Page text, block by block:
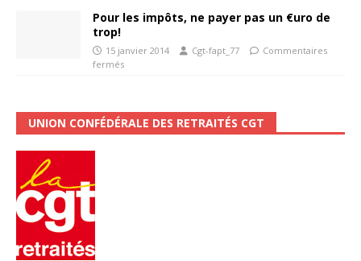
Pour les impôts, ne payer pas un €uro de
trop!
15 janvier 2014 Cgt-fapt_77
Commentaires
fermés
UNION CONFÉDÉRALE DES RETRAITÉS CGT